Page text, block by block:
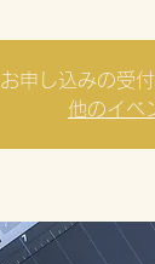
お申し込みの受
他のイベ